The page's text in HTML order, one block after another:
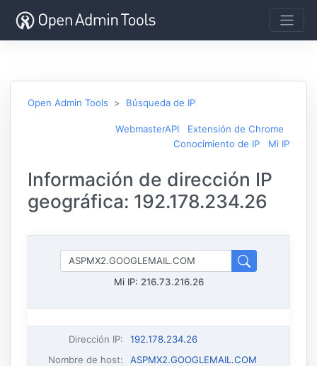
Open Admin Tools Búsqueda de IP
WebmasterAPI
Extensión de Chrome
Conocimiento de IP
Mi IP
Información de dirección IP
geográfica: 192.178.234.26
Mi IP: 216.73.216.26
Dirección IP:
192.178.234.26
Nombre de host:
ASPMX2.GOOGLEMAIL.COM